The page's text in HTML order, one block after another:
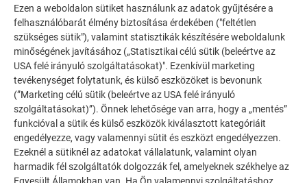
Ezen a weboldalon sütiket használunk az adatok gyűjtésére a
felhasználóbarát élmény biztosítása érdekében ("feltétlen
szükséges sütik"), valamint statisztikák készítésére weboldalunk
minőségének javításához („Statisztikai célú sütik (beleértve az
USA felé irányuló szolgáltatásokat)". Ezenkívül marketing
tevékenységet folytatunk, és külső eszközöket is bevonunk
(”Marketing célú sütik (beleértve az USA felé irányuló
szolgáltatásokat)”). Önnek lehetősége van arra, hogy a „mentés”
funkcióval a sütik és külső eszközök kiválasztott kategóriáit
engedélyezze, vagy valamennyi sütit és eszközt engedélyezzen.
Ezeknél a sütiknél az adatokat vállalatunk, valamint olyan
harmadik fél szolgáltatók dolgozzák fel, amelyeknek székhelye az